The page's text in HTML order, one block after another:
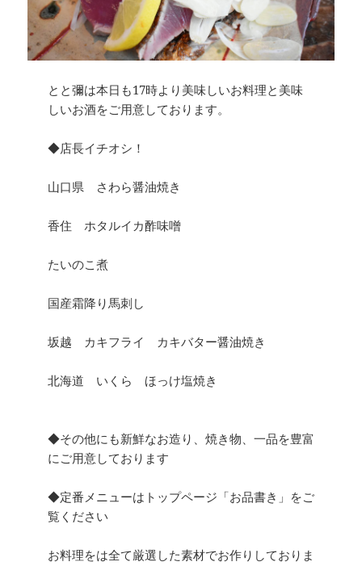
とと彌は本日も17時より美味しいお料理と美味
しいお酒をご用意しております。
◆店長イチオシ！
山口県 さわら醤油焼き
香住 ホタルイカ酢味噌
たいのこ煮
国産霜降り馬刺し
坂越 カキフライ カキバター醤油焼き
北海道 いくら ほっけ塩焼き
◆その他にも新鮮なお造り、焼き物、一品を豊富
にご用意しております
◆定番メニューはトップページ「お品書き」をご
覧ください
お料理をは全て厳選した素材でお作りしておりま